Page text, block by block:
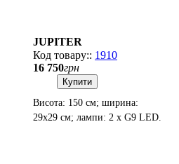
JUPITER
1910
16 750грн
Купити
Висота: 150 см; ширина:
29х29 см; лампи: 2 х G9 LED.